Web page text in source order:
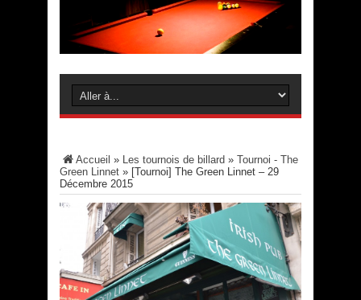
Accueil » Les tournois de billard » Tournoi - The
Green Linnet » [Tournoi] The Green Linnet – 29
Décembre 2015